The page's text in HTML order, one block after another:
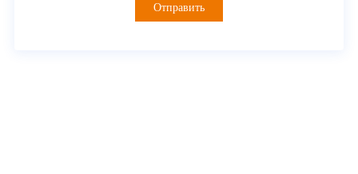
Отправить